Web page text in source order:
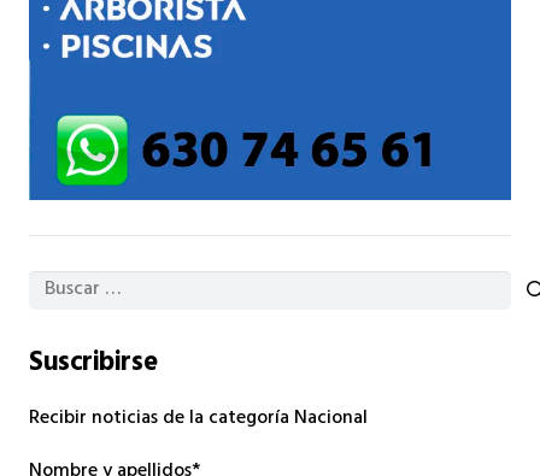
Buscar:
Suscribirse
Recibir noticias de la categoría Nacional